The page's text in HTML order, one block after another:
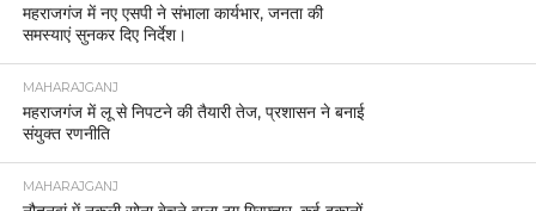
महराजगंज में नए एसपी ने संभाला कार्यभार, जनता की
समस्याएं सुनकर दिए निर्देश।
MAHARAJGANJ
महराजगंज में लू से निपटने की तैयारी तेज, प्रशासन ने बनाई
संयुक्त रणनीति
MAHARAJGANJ